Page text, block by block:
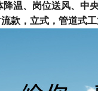
温、岗位送风、中
款，立式，管道式